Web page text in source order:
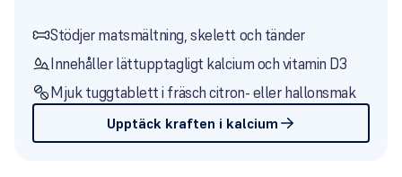
Stödjer matsmältning, skelett och tänder
Innehåller lättupptagligt kalcium och vitamin D3
Mjuk tuggtablett i fräsch citron- eller hallonsmak
Upptäck kraften i kalcium